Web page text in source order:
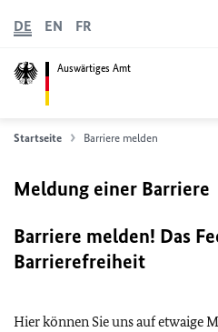
Auswärtiges Amt
DE EN FR
Startseite Barriere melden
Meldung einer Barriere
Barriere melden! Das
Barrierefreiheit
Hier können Sie uns auf etwaige